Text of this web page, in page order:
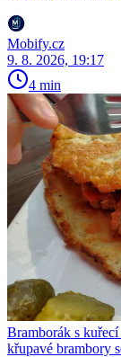
Mobify.cz
9. 8. 2026, 19:17
4 min
Bramborák s
křupavé brambory